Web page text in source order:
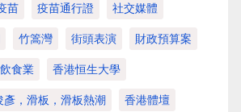
苗 疫苗通行證 社交媒體
竹篙灣 街頭表演 財政預算案
飲食業 香港恒生大學
，滑板，滑板熱潮 香港體壇